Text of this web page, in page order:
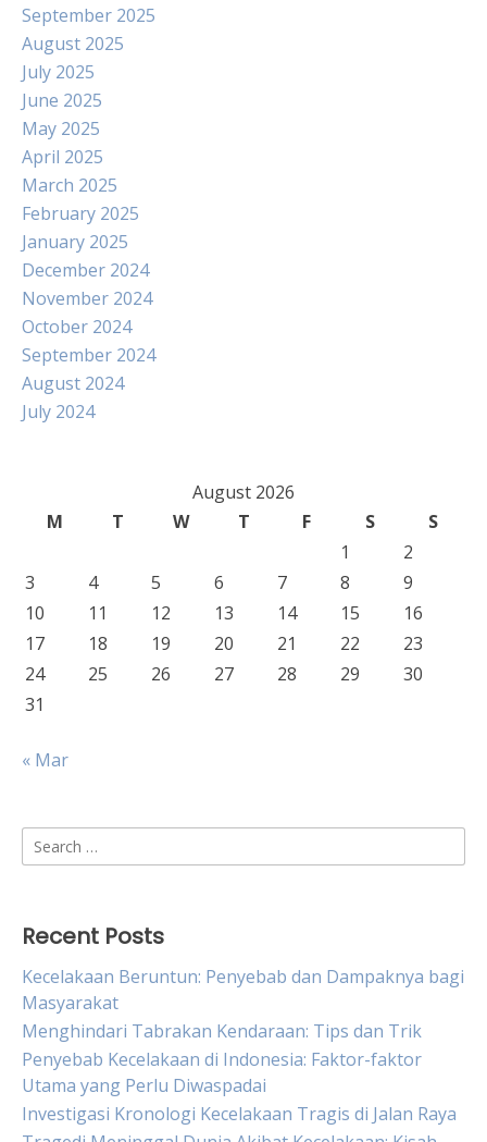
September 2025
August 2025
July 2025
June 2025
May 2025
April 2025
March 2025
February 2025
January 2025
December 2024
November 2024
October 2024
September 2024
August 2024
July 2024
August 2026
M
T W T F S
S
1
2
3
4 5 6 7 8
9
10
11 12 13 14 15
16
17
18 19 20 21 22
23
24
25 26 27 28 29
30
31
« Mar
Search
for:
Recent Posts
Kecelakaan Beruntun: Penyebab dan Dampaknya bagi
Masyarakat
Menghindari Tabrakan Kendaraan: Tips dan Trik
Penyebab Kecelakaan di Indonesia: Faktor-faktor
Utama yang Perlu Diwaspadai
Investigasi Kronologi Kecelakaan Tragis di Jalan Raya